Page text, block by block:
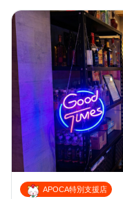
APOCA特別支援店